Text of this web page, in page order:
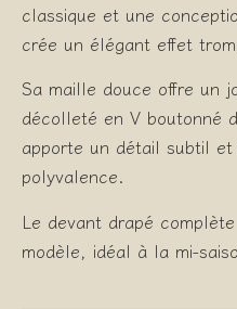
classique et une
crée un élégant effet
Sa maille douce offre un
décolleté en V boutonné
apporte un détail subtil
polyvalence.
Le devant drapé
modèle, idéal à la mi-